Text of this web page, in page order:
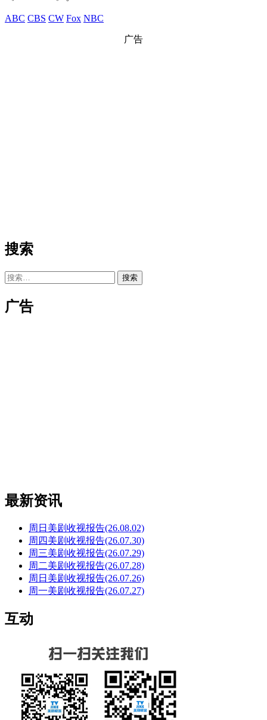
ABC CBS CW Fox NBC
广告
搜索
搜
广告
最新资讯
周日美剧收视报告(26.08.02)
周四美剧收视报告(26.07.30)
周三美剧收视报告(26.07.29)
周二美剧收视报告(26.07.28)
周日美剧收视报告(26.07.26)
周一美剧收视报告(26.07.27)
互动